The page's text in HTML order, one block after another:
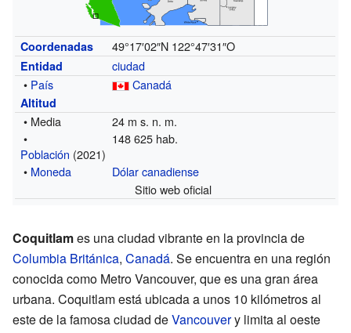
Coordenadas 49°17′02″N 122°47′31″O
Entidad
ciudad
• País Canadá
Altitud
• Media
24 m s. n. m.
•
Población (2021)
148 625 hab.
• Moneda
Dólar canadiense
Sitio web oficial
Coquitlames una ciudad vibrante en la provincia de
Columbia Británica, Canadá. Se encuentra en una región
conocida como Metro Vancouver, que es una gran área
urbana. Coquitlam está ubicada a unos 10 kilómetros al
este de la famosa ciudad deVancouvery limita al oeste